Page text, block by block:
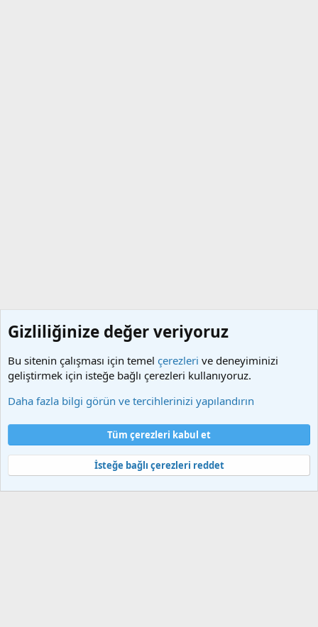
Şartlar ve kurallar
Gizlilik politikası
Yardım
Ana sayfa
S
S
Community platform by XenForo® © 2010-2025 XenForo Ltd.
Gizliliğinize değer veriyoruz
Bu sitenin çalışması için temel çerezleri ve deneyiminizi
geliştirmek için isteğe bağlı çerezleri kullanıyoruz.
Daha fazla bilgi görün ve tercihlerinizi yapılandırın
Tüm çerezleri kabul et
İsteğe bağlı çerezleri reddet